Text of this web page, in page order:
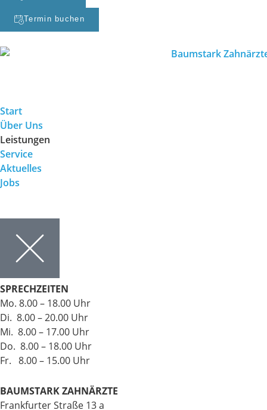
Termin buchen
Start
Über Uns
Leistungen
Service
Aktuelles
Jobs
SPRECHZEITEN
Mo. 8.00 – 18.00 Uhr
Di. 8.00 – 20.00 Uhr
Mi. 8.00 – 17.00 Uhr
Do. 8.00 – 18.00 Uhr
Fr. 8.00 – 15.00 Uhr
BAUMSTARK ZAHNÄRZTE
Frankfurter Straße 13 a